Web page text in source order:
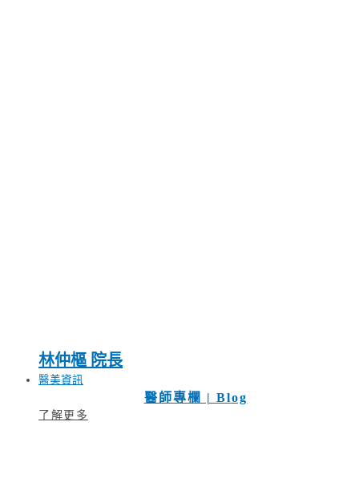
林仲樞 院長
醫美資訊
醫師專欄 | Blog
了解更多